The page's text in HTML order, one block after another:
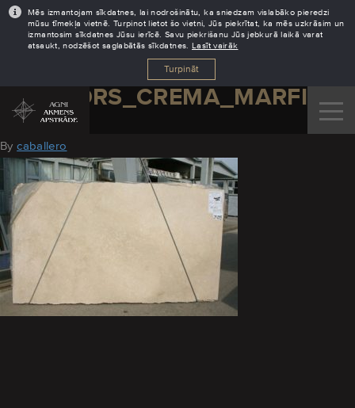
Mēs izmantojam sīkdatnes, lai nodrošinātu, ka sniedzam vislabāko pieredzi
mūsu tīmekļa vietnē. Turpinot lietot šo vietni, Jūs piekrītat, ka mēs uzkrāsim un
izmantosim sīkdatnes Jūsu ierīcē. Savu piekrišanu Jūs jebkurā laikā varat
atsaukt, nodzēšot saglabātās sīkdatnes. Lasīt vairāk
Turpināt
MARMORS_CREMA_MARFIL
August 19, 2016
Bycaballero